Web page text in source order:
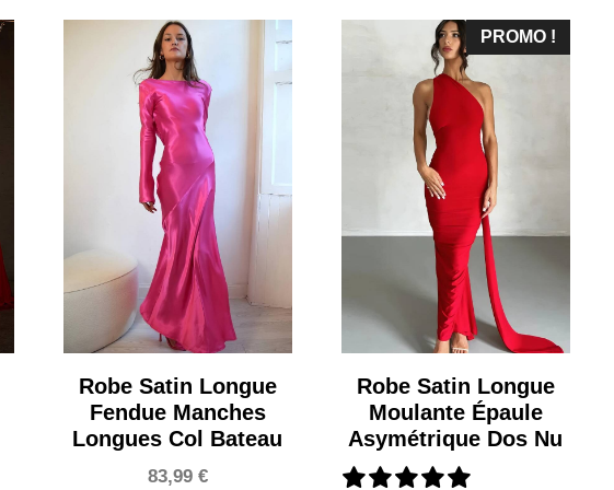
Robe Satin Longue
Fendue Manches
Longues Col Bateau
83,99 €
PROMO !
Robe Satin Longue
Moulante Épaule
Asymétrique Dos Nu